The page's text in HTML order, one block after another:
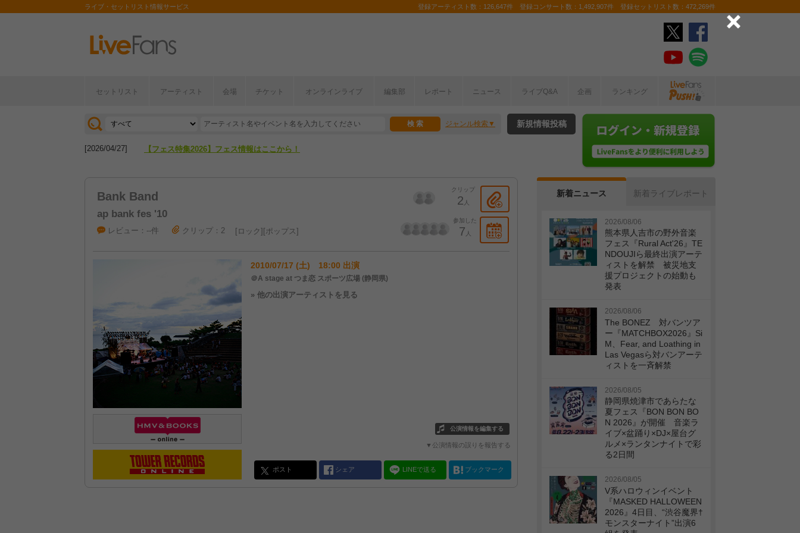
ライブ・セットリスト情報サービス 登録アーティスト数：126,647件 登録コンサート数：1,492,907件 登録セットリスト数：472,269件
セットリスト アーティスト 会場 チケット オンラインライブ 編集部 レポート ニュース ライブQ&A 企画 ランキング
ジャンル検索
[2026/07/28] 【ライブ動員ランキング】2026年上半期編発表！
[2026/04/27] 【フェス特集2026】フェス情報はここから！
新規情報投稿
Bank Band
ap bank fes '10
クリップ
2 人
参加した
7 人
レビュー：--件 クリップ：2 ロック ポップス
2010/07/17 (土) 18:00 出演
＠A stage at つま恋 スポーツ広場 (静岡県)
» 他の出演アーティストを見る
公演情報を編集する
▼公演情報の誤りを報告する
ポスト シェア LINEで送る ブックマーク
新着ニュース 新着ライブレポート
2026/08/06
熊本県人吉市の野外音楽
フェス『Rural Act'26』TE
NDOUJIら最終出演アーテ
ィストを解禁 被災地支
援プロジェクトの始動も
発表
2026/08/06
The BONEZ 対バンツア
ー『MATCHBOX2026』Si
M、Fear, and Loathing in
Las Vegasら対バンアーテ
ィストを一斉解禁
2026/08/05
静岡県焼津市であらたな
夏フェス『BON BON BO
N 2026』が開催 音楽ラ
イブ×盆踊り×DJ×屋台グ
ルメ×ランタンナイトで彩
る2日間
2026/08/05
V系ハロウィンイベント
『MASKED HALLOWEEN
2026』4日目、“渋谷魔界†
モンスターナイト”出演6